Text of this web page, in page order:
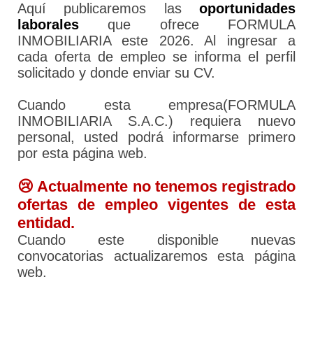
Aquí publicaremos las oportunidades
laborales que ofrece FORMULA
INMOBILIARIA este 2026. Al ingresar a
cada oferta de empleo se informa el perfil
solicitado y donde enviar su CV.
Cuando esta empresa(FORMULA
INMOBILIARIA S.A.C.) requiera nuevo
personal, usted podrá informarse primero
por esta página web.
😢 Actualmente no tenemos registrado
ofertas de empleo vigentes de esta
entidad.
Cuando este disponible nuevas
convocatorias actualizaremos esta página
web.